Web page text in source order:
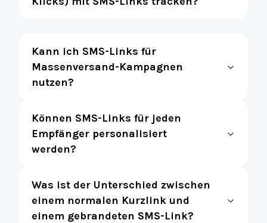
Kann ich SMS-Links für
Massenversand-Kampagnen
nutzen?
Können SMS-Links für jeden
Empfänger personalisiert
werden?
Was ist der Unterschied zwischen
einem normalen Kurzlink und
einem gebrandeten SMS-Link?